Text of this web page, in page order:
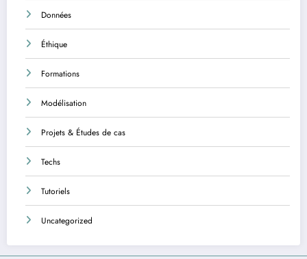
Données
Éthique
Formations
Modélisation
Projets & Études de cas
Techs
Tutoriels
Uncategorized